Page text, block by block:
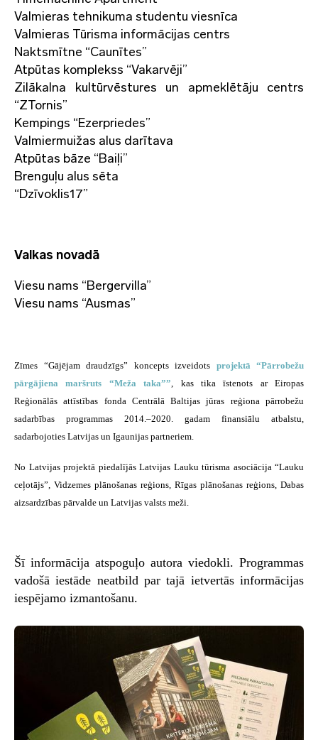
Valmieras tehnikuma studentu viesnīca
Valmieras Tūrisma informācijas centrs
Naktsmītne “Caunītes”
Atpūtas komplekss “Vakarvēji”
Zilākalna kultūrvēstures un apmeklētāju centrs
“ZTornis”
Kempings “Ezerpriedes”
Valmiermuižas alus darītava
Atpūtas bāze “Baiļi”
Brenguļu alus sēta
“Dzīvoklis17”
Valkas novadā
Viesu nams “Bergervilla”
Viesu nams “Ausmas”
Zīmes “Gājējam draudzīgs” koncepts izveidots projektā “Pārrobežu
pārgājiena maršruts “Meža taka”” , kas tika īstenots ar Eiropas
Reģionālās attīstības fonda Centrālā Baltijas jūras reģiona pārrobežu
sadarbības programmas 2014.–2020. gadam finansiālu atbalstu,
sadarbojoties Latvijas un Igaunijas partneriem.
No Latvijas projektā piedalījās Latvijas Lauku tūrisma asociācija “Lauku
ceļotājs”, Vidzemes plānošanas reģions, Rīgas plānošanas reģions, Dabas
aizsardzības pārvalde un Latvijas valsts meži.
Šī informācija atspoguļo autora viedokli. Programmas
vadošā iestāde neatbild par tajā ietvertās informācijas
iespējamo izmantošanu.